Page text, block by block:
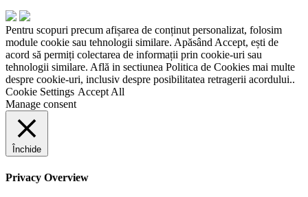
Pentru scopuri precum afișarea de conținut personalizat, folosim
module cookie sau tehnologii similare. Apăsând Accept, ești de
acord să permiți colectarea de informații prin cookie-uri sau
tehnologii similare. Află in sectiunea Politica de Cookies mai multe
despre cookie-uri, inclusiv despre posibilitatea retragerii acordului..
Cookie Settings Accept All
Manage consent
Închide
Privacy Overview